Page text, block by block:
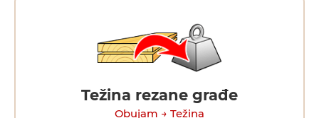
Težina rezane građe
Obujam → Težina